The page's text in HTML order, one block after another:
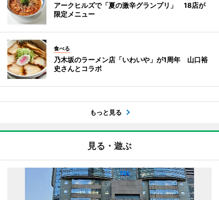
アークヒルズで「夏の激辛グランプリ」 18店が
限定メニュー
食べる
乃木坂のラーメン店「いわいや」が1周年 山口裕
史さんとコラボ
もっと見る
見る・遊ぶ